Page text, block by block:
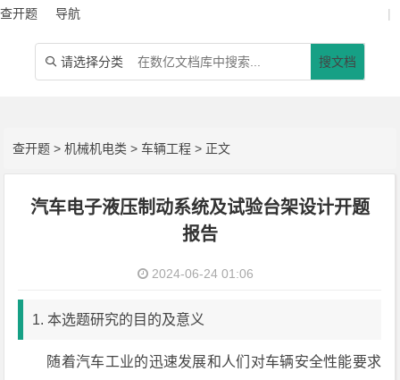
查开题 导航 |
 请选择分类 搜文档
查开题 >机械机电类 >车辆工程 > 正文
汽车电子液压制动系统及试验台架设计开题
报告
2024-06-24 01:06
1. 本选题研究的目的及意义
随着汽车工业的迅速发展和人们对车辆安全性能要求